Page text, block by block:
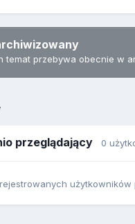
temat przebywa obecnie w
przeglądający 0
użytkowników